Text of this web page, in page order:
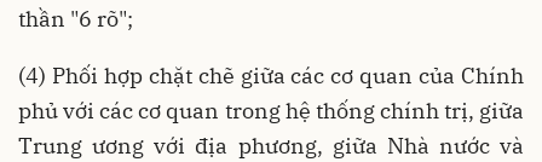
thần "6 rõ";
(4) Phối hợp chặt chẽ giữa các cơ quan của Chính
phủ với các cơ quan trong hệ thống chính trị, giữa
Trung ương với địa phương, giữa Nhà nước và